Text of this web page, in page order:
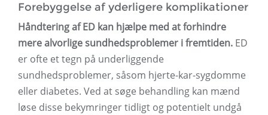
Forebyggelse af yderligere komplikationer
Håndtering af ED kan hjælpe med at forhindre
mere alvorlige sundhedsproblemer i fremtiden. ED
er ofte et tegn på underliggende
sundhedsproblemer, såsom hjerte-kar-sygdomme
eller diabetes. Ved at søge behandling kan mænd
løse disse bekymringer tidligt og potentielt undgå